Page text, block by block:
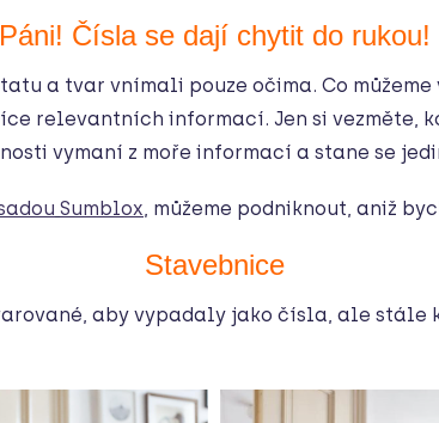
Páni! Čísla se dají chytit do rukou!
a tvar vnímali pouze očima. Co
relevantních informací. Jen si vezměte,
vymaní z moře informací a stane se
Sumblox, můžeme podniknout, aniž
Stavebnice
aby vypadaly jako čísla, ale stále